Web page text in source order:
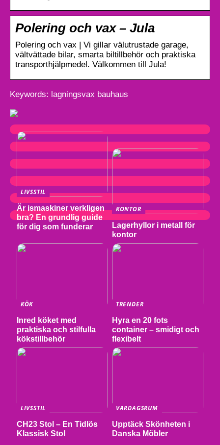
Polering och vax – Jula
Polering och vax | Vi gillar välutrustade garage,
vältvättade bilar, smarta biltillbehör och praktiska
transporthjälpmedel. Välkommen till Jula!
Keywords: lagningsvax bauhaus
LIVSSTIL
Är ismaskiner verkligen
bra? En grundlig guide
för dig som funderar
KONTOR
Lagerhyllor i metall för
kontor
KÖK
Inred köket med
praktiska och stilfulla
kökstillbehör
TRENDER
Hyra en 20 fots
container – smidigt och
flexibelt
LIVSSTIL
CH23 Stol – En Tidlös
Klassisk Stol
VARDAGSRUM
Upptäck Skönheten i
Danska Möbler